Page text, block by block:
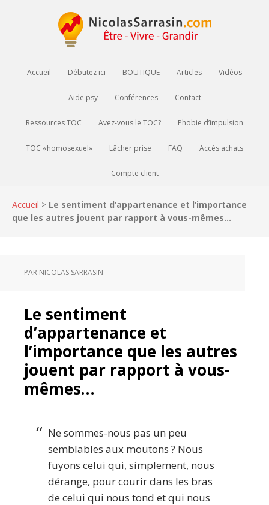
Accueil Débutez ici BOUTIQUE Articles Vidéos
Aide psy Conférences Contact
Ressources TOC Avez-vous le TOC? Phobie d’impulsion
TOC «homosexuel» Lâcher prise FAQ Accès achats
Compte client
Accueil > Le sentiment d’appartenance et l’importance
que les autres jouent par rapport à vous-mêmes…
PAR NICOLAS SARRASIN
Le sentiment
d’appartenance et
l’importance que les autres
jouent par rapport à vous-
mêmes…
Ne sommes-nous pas un peu
semblables aux moutons ? Nous
fuyons celui qui, simplement, nous
dérange, pour courir dans les bras
de celui qui nous tond et qui nous